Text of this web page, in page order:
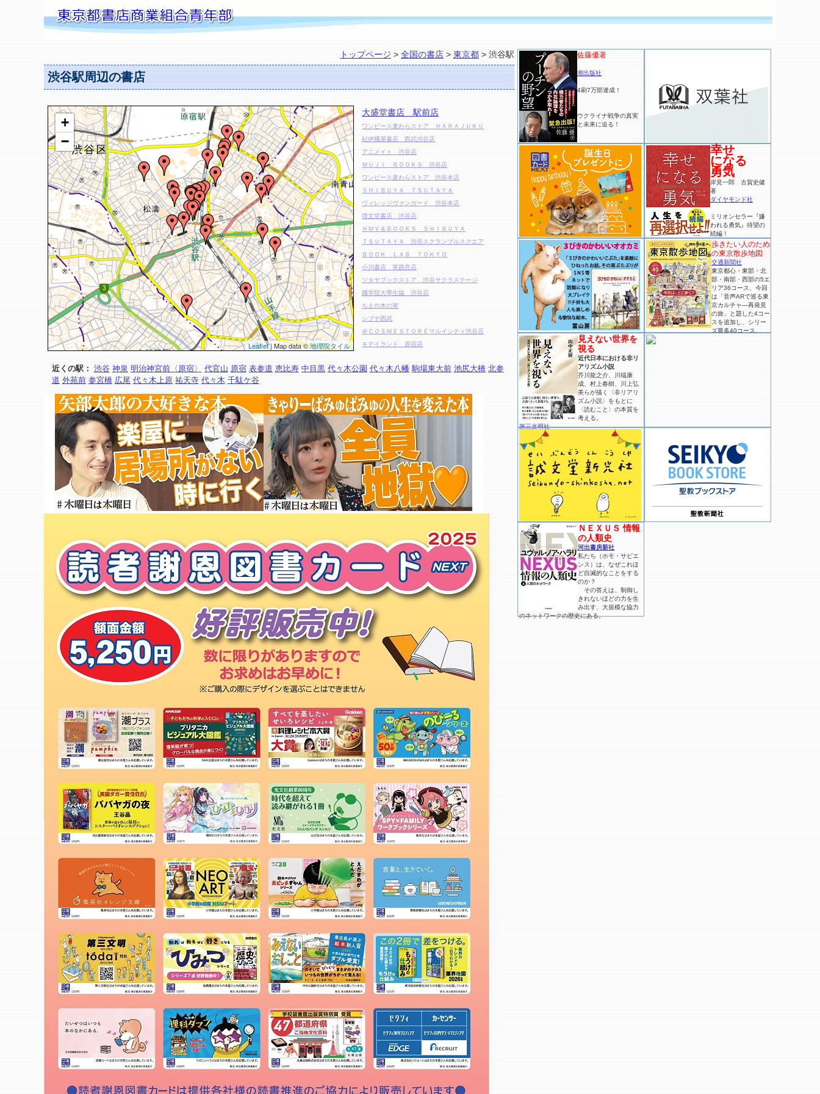
トップページ > 全国の書店 > 東京都 > 渋谷駅
渋谷駅周辺の書店
+
−
Leaflet| Map data ©地理院タイル
大盛堂書店 駅前店
ワンピース麦わらストア ＨＡＲＡＪＵＫＵ
紀伊國屋書店 西武渋谷店
アニメイト 渋谷店
ＭＵＪＩ ＢＯＯＫＳ 渋谷店
ワンピース麦わらストア 渋谷本店
ＳＨＩＢＵＹＡ ＴＳＵＴＡＹＡ
ヴィレッジヴァンガード 渋谷本店
啓文堂書店 渋谷店
ＨＭＶ＆ＢＯＯＫＳ ＳＨＩＢＵＹＡ
ＴＳＵＴＡＹＡ 渋谷スクランブルスクエア
ＢＯＯＫ ＬＡＢ ＴＯＫＹＯ
小川書店 実践売店
ツタヤブックストア 渋谷サクラステージ
國学院大學生協 渋谷店
ちえの木の実
シブヤ西武
＠ＣＯＳＭＥＳＴＯＲＥマルイシティ渋谷店
キデイランド 原宿店
ベースヤードトーキョー
原宿ゲーマーズ
東京インターカレッジコープ
ミズクレヨンハウス
クレヨンハウス
ＳＰＢＳ
ＡＧＵ Ｂｏｏｋ Ｃａｆｅ
渋谷教育学園渋谷中学高等学校
青山ブックセンター 本店
ブリッサ・リブレリア
ＨＭＶ ｒｅｃｏｒｄ ｓｈｏｐ 渋谷
タワーレコード 渋谷店
代官山 蔦屋書店
もっと詳しく
近くの駅： 渋谷 神泉 明治神宮前〈原宿〉 代官山 原宿 表参道 恵比寿 中目黒 代々木公園 代々木八幡 駒場東大前 池尻大橋 北参
道 外苑前 参宮橋 広尾 代々木上原 祐天寺 代々木 千駄ケ谷
佐藤優著
潮出版社
4刷7万部達成！
ウクライナ戦争の真実
と未来に迫る！
幸せ
になる
勇気
岸見一郎 古賀史健
著
ダイヤモンド社
ミリオンセラー『嫌
われる勇気』待望の
続編！
歩きたい人のため
の東京散歩地図
交通新聞社
東京都心・東部・北
部・南部・西部の5エ
リア36コース、今回
は「音声ARで巡る東
京カルチャ―再発見
の旅」と題した4コー
スを追加し、シリー
ズ最多40コース。
見えない世界を
視る
近代日本における非リ
アリズム小説
芥川龍之介、川端康
成、村上春樹、川上弘
美らが描く〈非リアリ
ズム小説〉をもとに
〈読むこと〉の本質を
考える。
第三文明社
ＮＥＸＵＳ 情報
の人類史
河出書房新社
私たち（ホモ・サピエ
ンス）は、なぜこれほ
ど自滅的なことをする
のか？
その答えは、制御し
きれないほどの力を生
み出す、大規模な協力
のネットワークの歴史にある。